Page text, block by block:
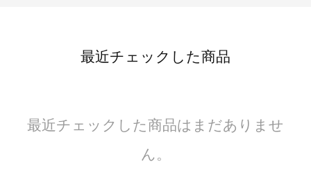
最近チェックした商品
最近チェックした商品はまだありませ
ん。